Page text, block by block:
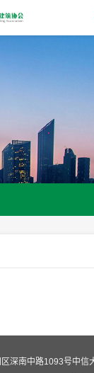
深南中路1093号中信